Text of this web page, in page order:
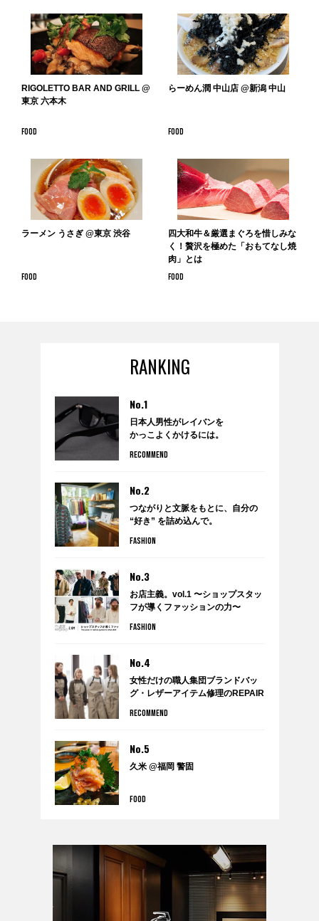
RIGOLETTO BAR AND GRILL @
東京 六本木
FOOD
らーめん潤 中山店 @新潟 中山
FOOD
ラーメン うさぎ @東京 渋谷
FOOD
四大和牛＆厳選まぐろを惜しみな
く！贅沢を極めた「おもてなし焼
肉」とは
FOOD
RANKING
No.1
日本人男性がレイバンを
かっこよくかけるには。
RECOMMEND
No.2
つながりと文脈をもとに、自分の
“好き” を詰め込んで。
TREATMENTのポップアップショ
に潜入！
FASHION
No.3
お店主義。vol.1 〜ショップスタッ
フが導くファッションの力〜
FASHION
No.4
女性だけの職人集団ブランドバッ
グ・レザーアイテム修理のREPAIR
RECOMMEND
No.5
久米 @福岡 警固
FOOD